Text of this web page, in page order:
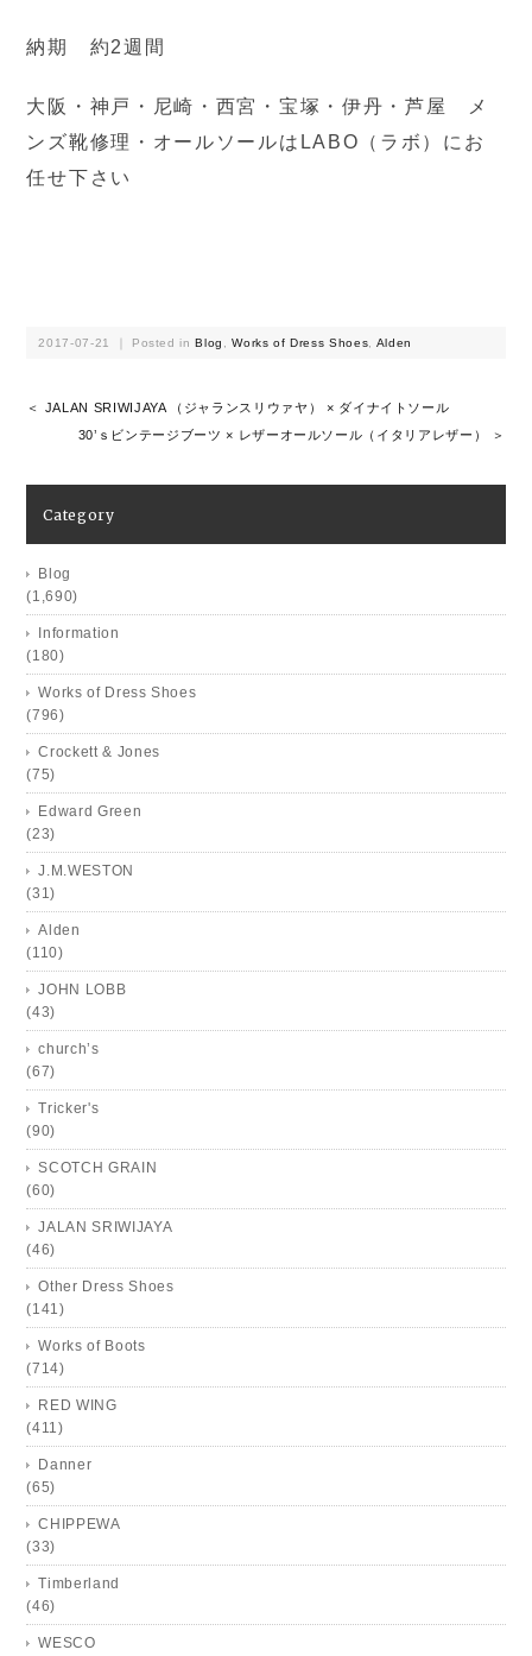
納期 約2週間
大阪・神戸・尼崎・西宮・宝塚・伊丹・芦屋 メ
ンズ靴修理・オールソールはLABO（ラボ）にお
任せ下さい
2017-07-21 ｜ Posted inBlog ,Works of Dress Shoes Alden
＜ JALAN SRIWIJAYA （ジャランスリウァヤ） × ダイナイトソール
30’ｓビンテージブーツ × レザーオールソール（イタリアレザー） ＞
Category
Blog
(1,690)
Information
(180)
Works of Dress Shoes
(796)
Crockett & Jones
(75)
Edward Green
(23)
J.M.WESTON
(31)
Alden
(110)
JOHN LOBB
(43)
church’s
(67)
Tricker's
(90)
SCOTCH GRAIN
(60)
JALAN SRIWIJAYA
(46)
Other Dress Shoes
(141)
Works of Boots
(714)
RED WING
(411)
Danner
(65)
CHIPPEWA
(33)
Timberland
(46)
WESCO